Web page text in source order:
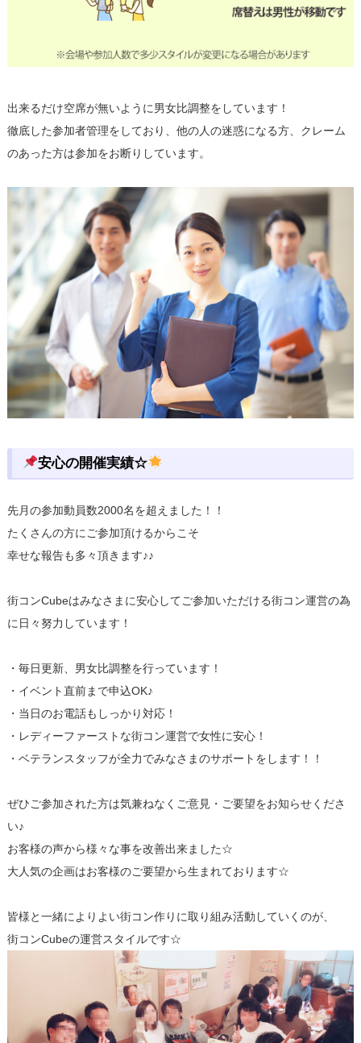
出来るだけ空席が無いように男女比調整をしています！
徹底した参加者管理をしており、他の人の迷惑になる方、クレーム
のあった方は参加をお断りしています。
安心の開催実績☆
先月の参加動員数2000名を超えました！！
たくさんの方にご参加頂けるからこそ
幸せな報告も多々頂きます♪♪
街コンCubeはみなさまに安心してご参加いただける街コン運営の為
に日々努力しています！
・毎日更新、男女比調整を行っています！
・イベント直前まで申込OK♪
・当日のお電話もしっかり対応！
・レディーファーストな街コン運営で女性に安心！
・ベテランスタッフが全力でみなさまのサポートをします！！
ぜひご参加された方は気兼ねなくご意見・ご要望をお知らせくださ
い♪
お客様の声から様々な事を改善出来ました☆
大人気の企画はお客様のご要望から生まれております☆
皆様と一緒によりよい街コン作りに取り組み活動していくのが、
街コンCubeの運営スタイルです☆